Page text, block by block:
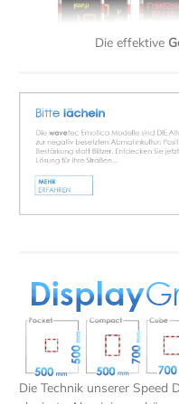
Die effektive
Die Technik unserer Speed